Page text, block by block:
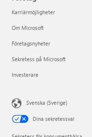
Karriärmöjligheter
Om Microsoft
Företagsnyheter
Sekretess på Microsoft
Investerare
Svenska (Sverige)
Dina sekretessval